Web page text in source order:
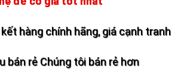
kết hàng chính hãng, giá cạnh tranh
bán rẻ Chúng tôi bán rẻ hơn